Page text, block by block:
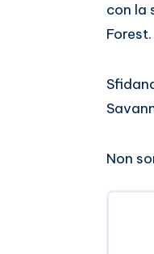
Whatsapp
con la
Forest.
Non